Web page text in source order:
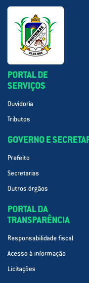
PORTAL DE
SERVIÇOS
Ouvidoria
Tributos
GOVERNO E
Prefeito
Secretarias
Outros órgãos
PORTAL DA
TRANSPARÊNCIA
Responsabilidade fiscal
Acesso à informação
Licitações